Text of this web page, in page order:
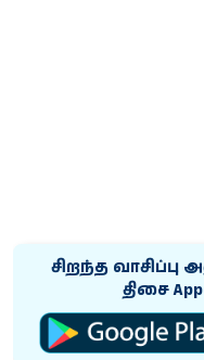
சிறந்த வாசிப்பு
திசை